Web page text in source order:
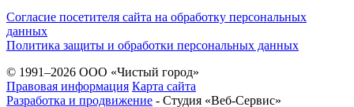
Согласие посетителя сайта на обработку персональных
данных
Политика защиты и обработки персональных данных
© 1991–2026 ООО «Чистый город»
Правовая информация Карта сайта
Разработка и продвижение - Студия «Веб-Cервис»